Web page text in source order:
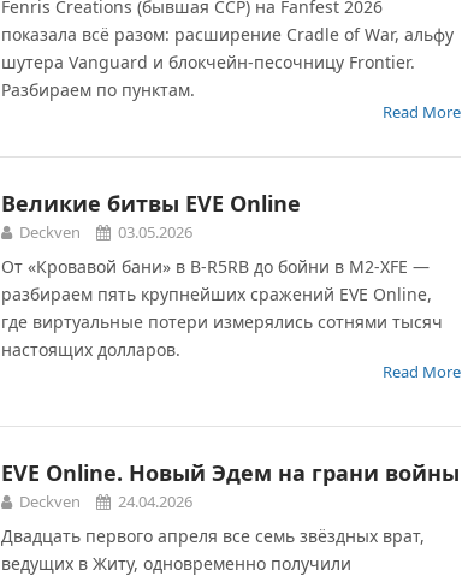
Fenris Creations (бывшая CCP) на Fanfest 2026
показала всё разом: расширение Cradle of War, альфу
шутера Vanguard и блокчейн-песочницу Frontier.
Разбираем по пунктам.
Read More
Великие битвы EVE Online
Deckven 03.05.2026
От «Кровавой бани» в B-R5RB до бойни в M2-XFE —
разбираем пять крупнейших сражений EVE Online,
где виртуальные потери измерялись сотнями тысяч
настоящих долларов.
Read More
EVE Online. Новый Эдем на грани войны
Deckven 24.04.2026
Двадцать первого апреля все семь звёздных врат,
ведущих в Житу, одновременно получили